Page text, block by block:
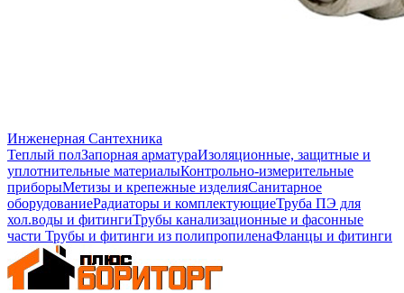
Инженерная Сантехника
Теплый полЗапорная арматураИзоляционные, защитные и
уплотнительные материалыКонтрольно-измерительные
приборыМетизы и крепежные изделияСанитарное
оборудованиеРадиаторы и комплектующиеТруба ПЭ для
хол.воды и фитингиТрубы канализационные и фасонные
части Трубы и фитинги из полипропиленаФланцы и фитинги